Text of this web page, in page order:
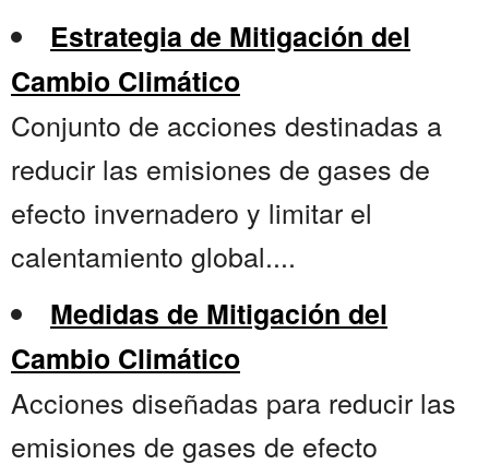
Estrategia de Mitigación del
Cambio Climático
Conjunto de acciones destinadas a
reducir las emisiones de gases de
efecto invernadero y limitar el
calentamiento global....
Medidas de Mitigación del
Cambio Climático
Acciones diseñadas para reducir las
emisiones de gases de efecto